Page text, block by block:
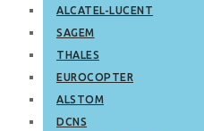
ALCATEL-LUCENT
SAGEM
THALES
EUROCOPTER
ALSTOM
DCNS